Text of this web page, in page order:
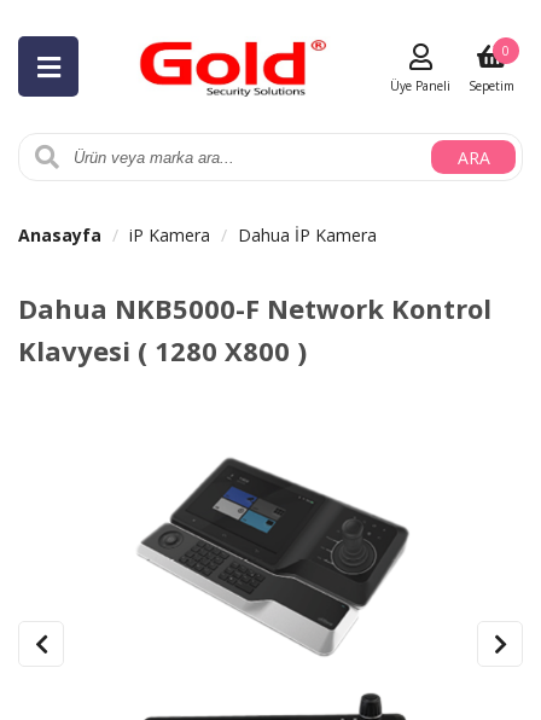
ARA
Üye Paneli Sepetim
0
Anasayfa iP Kamera Dahua İP Kamera
Dahua NKB5000-F Network Kontrol
Klavyesi ( 1280 X800 )